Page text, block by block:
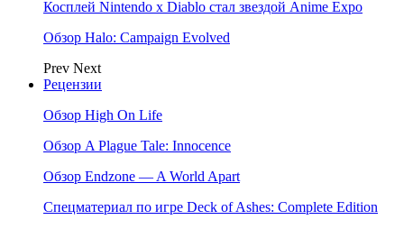
Косплей Nintendo x Diablo стал звездой Anime Expo
Обзор Halo: Campaign Evolved
Prev Next
Рецензии
Обзор High On Life
Обзор A Plague Tale: Innocence
Обзор Endzone — A World Apart
Спецматериал по игре Deck of Ashes: Complete Edition